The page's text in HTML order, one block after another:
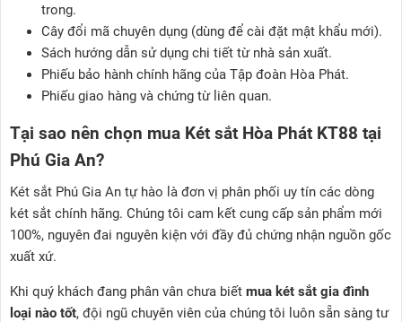
trong.
Cây đổi mã chuyên dụng (dùng để cài đặt mật khẩu mới).
Sách hướng dẫn sử dụng chi tiết từ nhà sản xuất.
Phiếu bảo hành chính hãng của Tập đoàn Hòa Phát.
Phiếu giao hàng và chứng từ liên quan.
Tại sao nên chọn mua Két sắt Hòa Phát KT88 tại
Phú Gia An?
Két sắt Phú Gia An tự hào là đơn vị phân phối uy tín các dòng
két sắt chính hãng. Chúng tôi cam kết cung cấp sản phẩm mới
100%, nguyên đai nguyên kiện với đầy đủ chứng nhận nguồn gốc
xuất xứ.
Khi quý khách đang phân vân chưa biết mua két sắt gia đình
loại nào tốt, đội ngũ chuyên viên của chúng tôi luôn sẵn sàng tư